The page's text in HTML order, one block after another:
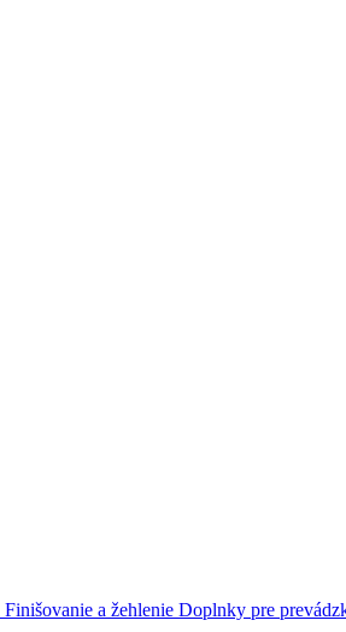
Finišovanie a žehlenie Doplnky pre